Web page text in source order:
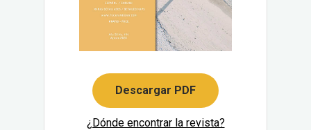
Descargar PDF
¿Dónde encontrar la revista?